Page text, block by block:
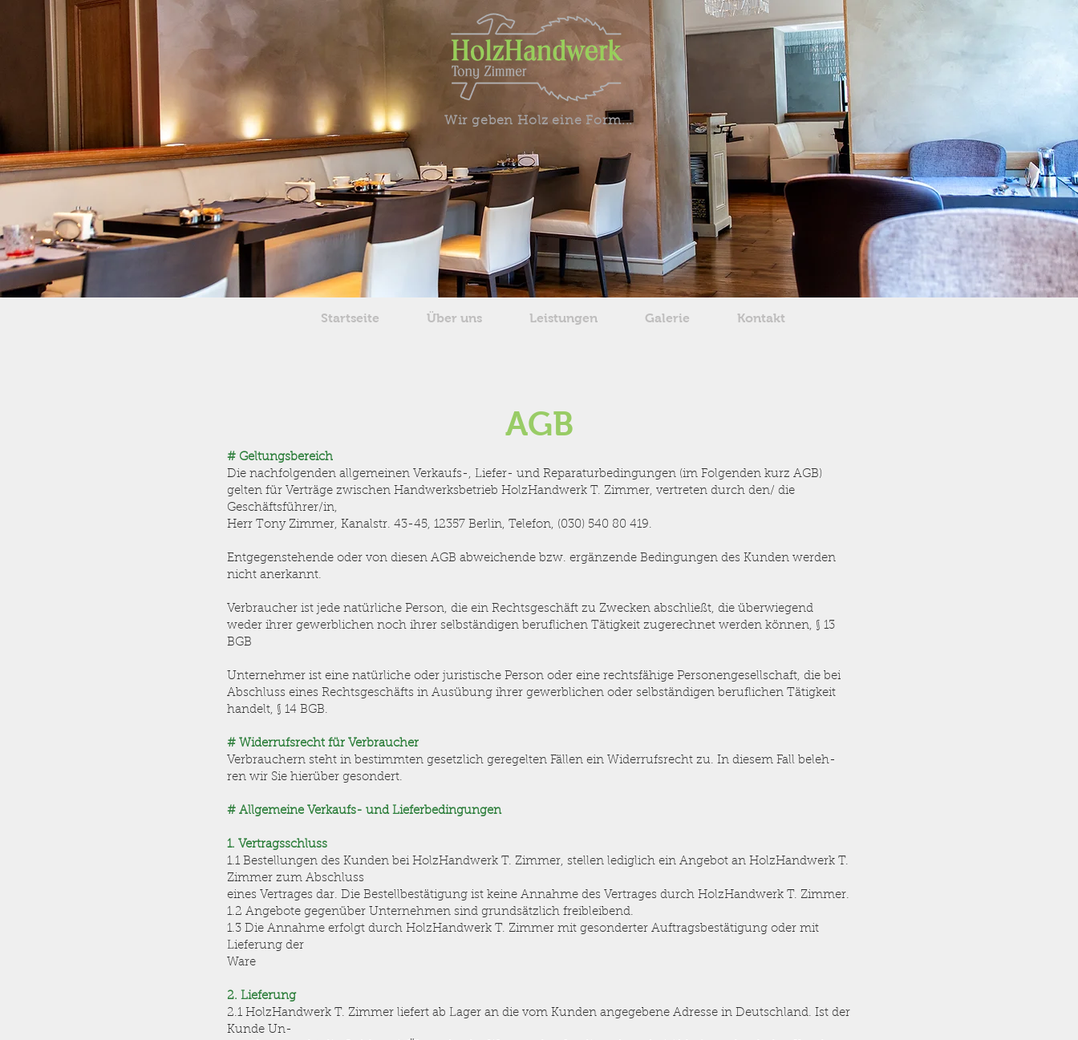
Wir geben Holz eine Form...
AGB
# Geltungsbereich
Die nachfolgenden allgemeinen Verkaufs-, Liefer- und Reparaturbedingungen (im Folgenden kurz AGB)
gelten für Verträge zwischen Handwerksbetrieb HolzHandwerk T. Zimmer, vertreten durch den/ die
Geschäftsführer/in,
Herr Tony Zimmer, Kanalstr. 43-45, 12357 Berlin, Telefon, (030) 540 80 419.
Entgegenstehende oder von diesen AGB abweichende bzw. ergänzende Bedingungen des Kunden werden
nicht anerkannt.
Verbraucher ist jede natürliche Person, die ein Rechtsgeschäft zu Zwecken abschließt, die überwiegend
weder ihrer gewerblichen noch ihrer selbständigen beruflichen Tätigkeit zugerechnet werden können, § 13
BGB
Unternehmer ist eine natürliche oder juristische Person oder eine rechtsfähige Personengesellschaft, die bei
Abschluss eines Rechtsgeschäfts in Ausübung ihrer gewerblichen oder selbständigen beruflichen Tätigkeit
handelt, § 14 BGB.
# Widerrufsrecht für Verbraucher
Verbrauchern steht in bestimmten gesetzlich geregelten Fällen ein Widerrufsrecht zu. In diesem Fall beleh-
ren wir Sie hierüber gesondert.
# Allgemeine Verkaufs- und Lieferbedingungen
1. Vertragsschluss
1.1 Bestellungen des Kunden bei HolzHandwerk T. Zimmer, stellen lediglich ein Angebot an HolzHandwerk T.
Zimmer zum Abschluss
eines Vertrages dar. Die Bestellbestätigung ist keine Annahme des Vertrages durch HolzHandwerk T. Zimmer.
1.2 Angebote gegenüber Unternehmen sind grundsätzlich freibleibend.
1.3 Die Annahme erfolgt durch HolzHandwerk T. Zimmer mit gesonderter Auftragsbestätigung oder mit
Lieferung der
Ware
2. Lieferung
2.1 HolzHandwerk T. Zimmer liefert ab Lager an die vom Kunden angegebene Adresse in Deutschland. Ist der
Kunde Un-
Startseite Über uns Leistungen Galerie Kontakt